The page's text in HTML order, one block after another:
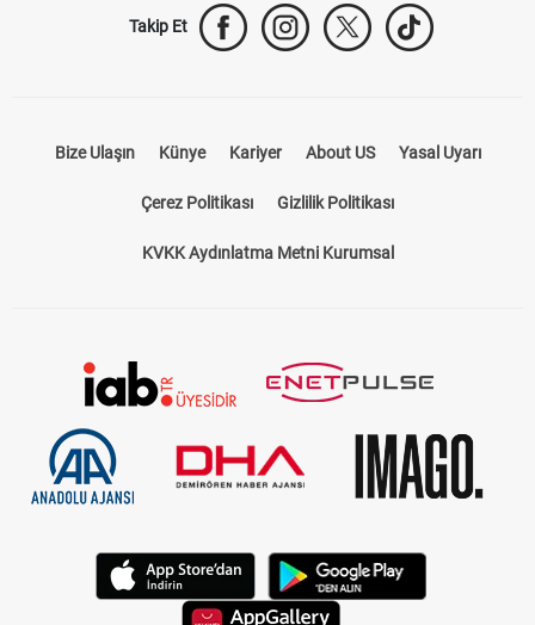
Takip Et
Bize Ulaşın Künye Kariyer About US Yasal Uyarı
Çerez Politikası Gizlilik Politikası
KVKK Aydınlatma Metni Kurumsal